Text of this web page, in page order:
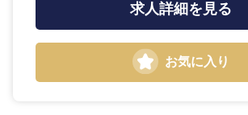
求人詳細を見る
お気に入り